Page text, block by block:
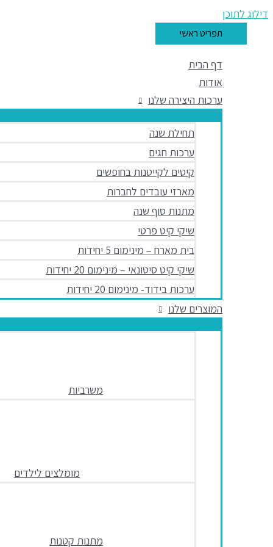
דילוג לתוכן
תפריט ראשי
דף הבית
אודות
ערכות היצירה שלנו
תחילת שנה
ערכות חגים
קיטים לקייטנות בחופשים
מארזי עובדים לחברות
מתנות סוף שנה
שיקי קיט פרטי
בית מארח – מינימום 5 יחידות
שיקי קיט סיטונאי – מינימום 20 יחידות
ערכות בידוד- מינימום 20 יחידות
המוצרים שלנו
משרביות
מומלצים לילדים
מתנות קטנות